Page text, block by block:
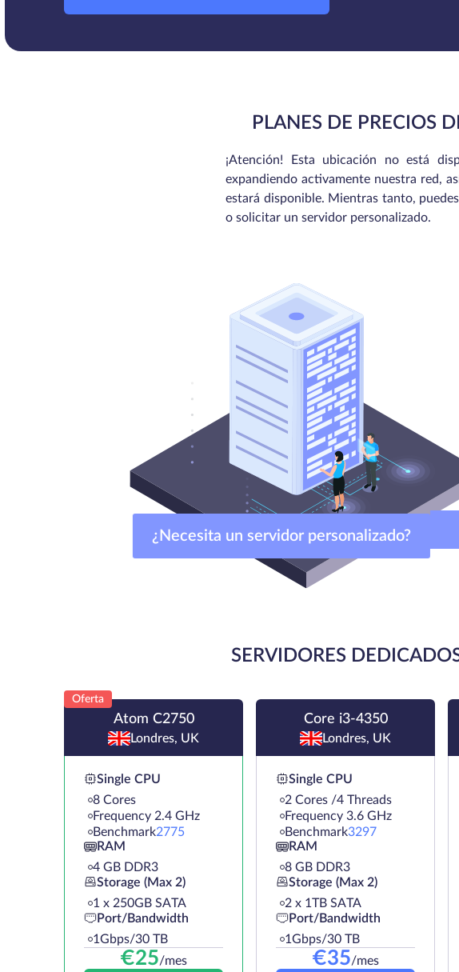
PLANES DE PRECIOS
¡Atención! Esta ubicación no está
expandiendo activamente nuestra red,
estará disponible. Mientras tanto,
o solicitar un servidor personalizado.
¿Necesita un servidor personalizado?
SERVIDORES
Oferta
Atom C2750
Londres, UK
Single CPU
8 Cores
Frequency 2.4 GHz
Benchmark2775
RAM
4 GB DDR3
Storage (Max 2)
1 х 250GB SATA
Port/Bandwidth
1Gbps/30 TB
€25/mes
Core i3-4350
Londres, UK
Single CPU
2 Cores /4 Threads
Frequency 3.6 GHz
Benchmark3297
RAM
8 GB DDR3
Storage (Max 2)
2 х 1TB SATA
Port/Bandwidth
1Gbps/30 TB
€35/mes